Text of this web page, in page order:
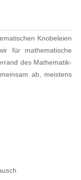
Knobeleien
für mathematische
des Mathematik-
ab, meistens